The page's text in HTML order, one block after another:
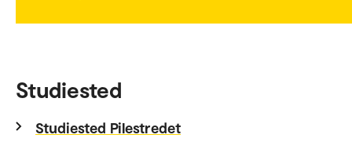
Studiested
Studiested Pilestredet